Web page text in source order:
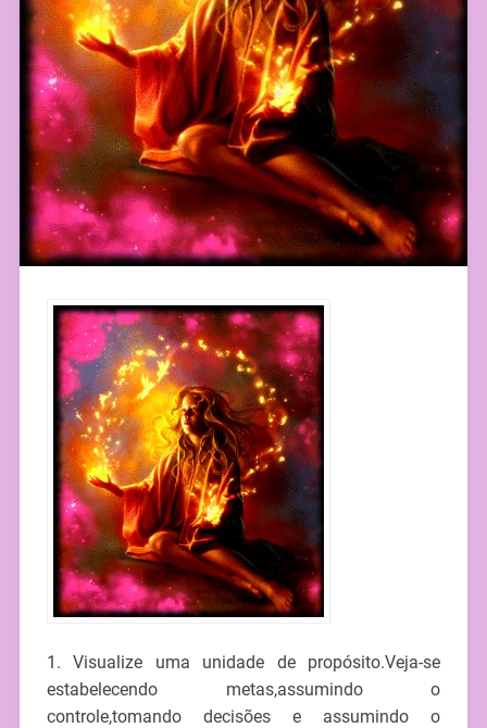
1. Visualize uma unidade de propósito.Veja-se
estabelecendo metas,assumindo o
controle,tomando decisões e assumindo o